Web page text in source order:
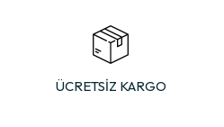
ÜCRETSİZ KARGO